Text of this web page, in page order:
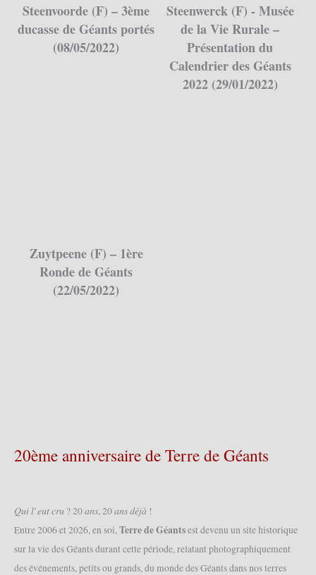
Steenvoorde (F) – 3ème
ducasse de Géants portés
(08/05/2022)
Steenwerck (F) - Musée
de la Vie Rurale –
Présentation du
Calendrier des Géants
2022 (29/01/2022)
Zuytpeene (F) – 1ère
Ronde de Géants
(22/05/2022)
20ème anniversaire de Terre de Géants
𝑄𝑢𝑖 𝑙’𝑒𝑢𝑡 𝑐𝑟𝑢 ? 20 𝑎𝑛𝑠, 20 𝑎𝑛𝑠 𝑑𝑒́𝑗𝑎̀ !
Entre 2006 et 2026, en soi,Terre de Géantsest devenu un site historique
sur la vie des Géants durant cette période, relatant photographiquement
des événements, petits ou grands, du monde des Géants dans nos terres